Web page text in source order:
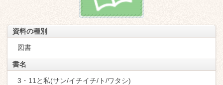
資料の種別
図書
書名
3・11と私(サン/イチイチ/ト/ワタシ)